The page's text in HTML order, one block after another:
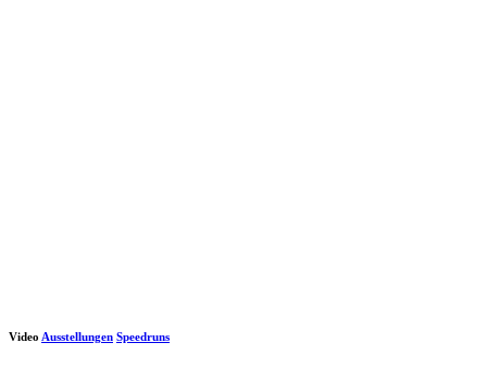
Video Ausstellungen Speedruns